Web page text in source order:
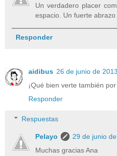
Un verdadero placer
espacio. Un fuerte abrazo
Responder
aidibus 26 de junio de
¡Qué bien verte también por
Responder
Respuestas
Pelayo
29 de junio
Muchas gracias Ana